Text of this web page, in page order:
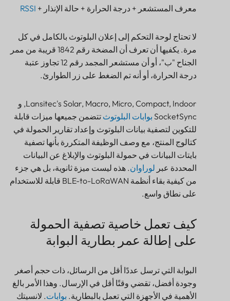
مرة. يكفيها أن تعرف أن المضخة رقم 1842 قريبة من ممر
الجناح "ب"، أو أن مستشعر المجمد رقم 12 تجاوز عتبة
درجة الحرارة، أو أنه تم الضغط على زر الطوارئ.
SocketSyncبوابات البلوتوثتتضمن جميعها ميزات قابلة
للتكوين لتصفية بيانات البلوتوث وإعداد تقارير الحمولة في
كتالوج المنتج، مع وصف الوظيفة المتكررة بأنها تصفية
بايتات البيانات في حمولة البلوتوث والإبلاغ عن البيانات
المحددة عبرلوراوان. هذه ليست ميزة ثانوية، بل هي جزء
من كيفية بقاء أنظمة BLE-to-LoRaWAN قابلة للاستخدام
على نطاق واسع.
على إطالة عمر بطارية البوابة
وجودة أفضل، تقضي وقتًا أقل في الإرسال. وهذا الأمر بالغ
الأهمية في الأجهزة التي تعمل بالبطارية.بوابات. لانسيتك
ماكرو بوابة البلوتوث, على سبيل المثال، يستخدم هذا الجهاز